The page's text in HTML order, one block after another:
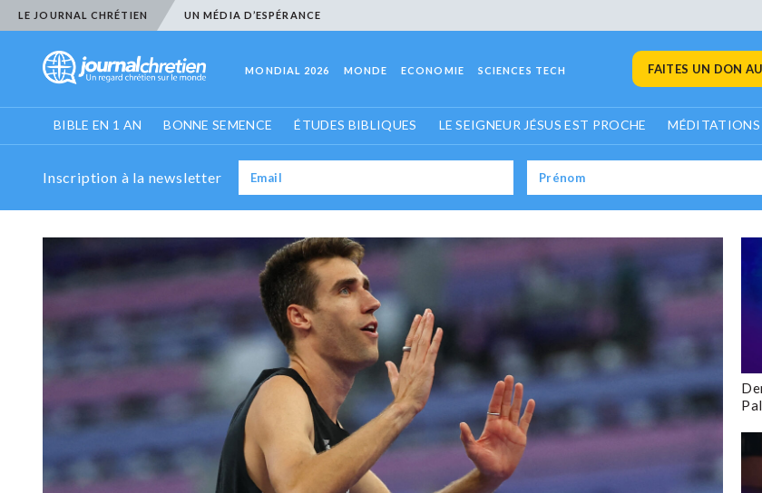
LE JOURNAL CHRÉTIEN UN MÉDIA D’ESPÉRANCE
MONDIAL 2026 MONDE ECONOMIE SCIENCES TECH FAITES UN DON
BIBLE EN 1 AN BONNE SEMENCE ÉTUDES BIBLIQUES LE SEIGNEUR JÉSUS EST PROCHE
Inscription à la newsletter